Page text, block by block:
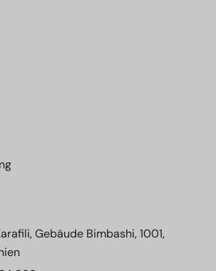
Gebäude Bimbashi, 1001,